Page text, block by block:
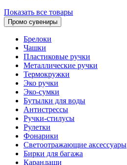
Показать все товары
Промо сувениры
Брелоки
Чашки
Пластиковые ручки
Металлические ручки
Термокружки
Эко ручки
Эко-сумки
Бутылки для воды
Антистрессы
Ручки-стилусы
Рулетки
Фонарики
Светоотражающие аксессуары
Бирки для багажа
Карандаши